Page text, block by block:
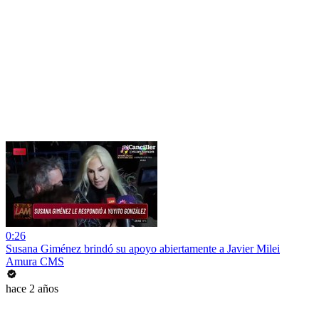
0:26
Susana Giménez brindó su apoyo abiertamente a Javier Milei
Amura CMS
hace 2 años